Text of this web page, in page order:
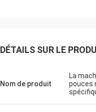
DÉTAILS SUR LE
Nom de produit
La
pouces